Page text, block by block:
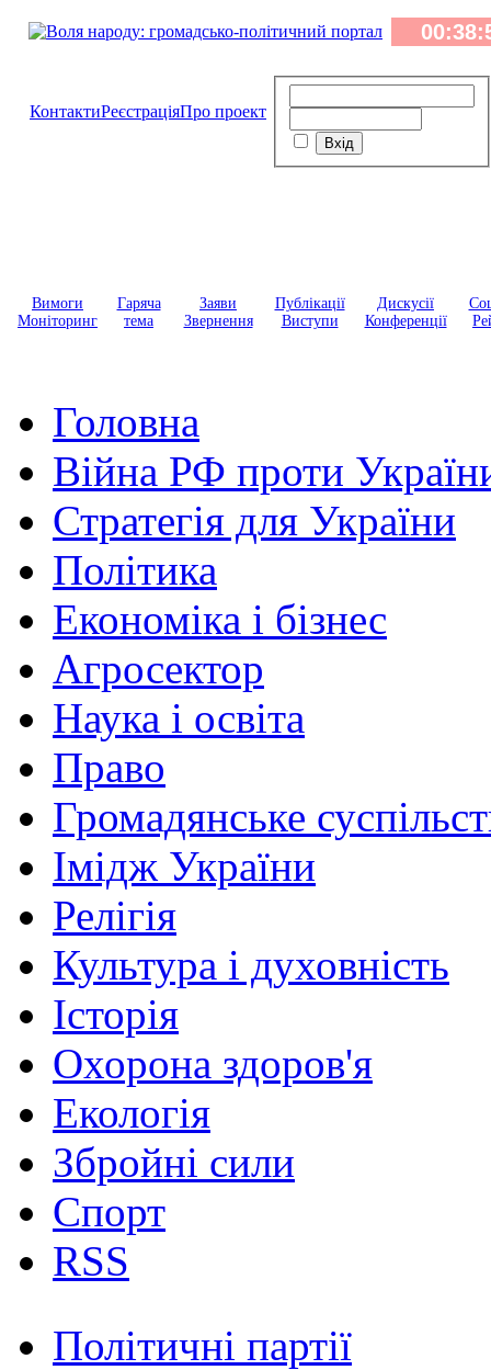
КонтактиРеєстраціяПро проект
Вимоги
Моніторинг
Гаряча
тема
Заяви
Звернення
Публікації
Виступи
Дискусії
Конференції
Головна
Війна РФ проти
Стратегія для України
Політика
Економіка і бізнес
Агросектор
Наука і освіта
Право
Громадянське
Імідж України
Релігія
Культура і духовність
Історія
Охорона здоров'я
Екологія
Збройні сили
Спорт
RSS
Політичні партії